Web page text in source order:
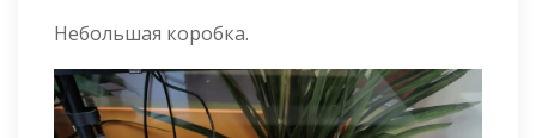
Небольшая коробка.